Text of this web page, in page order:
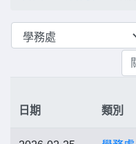
日期 類別